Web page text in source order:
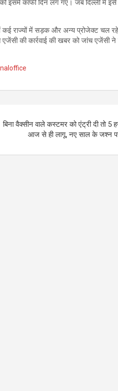
इसमें काफी दिन लग गए। जब दिल्ली में इसे
कई राज्यों में सड़क और अन्य प्रोजेक्ट चल
की कार्रवाई की खबर को जांच एजेंसी
बिना वैक्सीन वाले कस्टमर को एंट्री दी तो 5
आज से ही लागू, नए साल के जश्न